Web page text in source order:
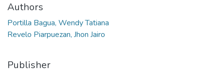
Authors
Portilla Bagua, Wendy Tatiana
Revelo Piarpuezan, Jhon Jairo
Publisher